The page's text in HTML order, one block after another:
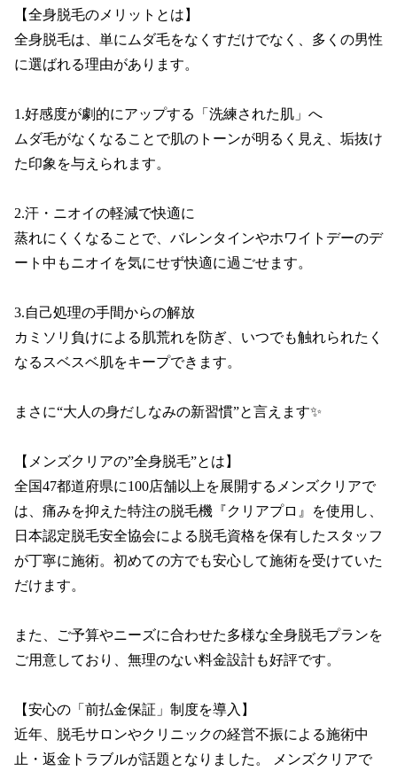
【全身脱毛のメリットとは】
全身脱毛は、単にムダ毛をなくすだけでなく、多くの男性
に選ばれる理由があります。
1.好感度が劇的にアップする「洗練された肌」へ
ムダ毛がなくなることで肌のトーンが明るく見え、垢抜け
た印象を与えられます。
2.汗・ニオイの軽減で快適に
蒸れにくくなることで、バレンタインやホワイトデーのデ
ート中もニオイを気にせず快適に過ごせます。
3.自己処理の手間からの解放
カミソリ負けによる肌荒れを防ぎ、いつでも触れられたく
なるスベスベ肌をキープできます。
まさに“大人の身だしなみの新習慣”と言えます✨
【メンズクリアの”全身脱毛”とは】
全国47都道府県に100店舗以上を展開するメンズクリアで
は、痛みを抑えた特注の脱毛機『クリアプロ』を使用し、
日本認定脱毛安全協会による脱毛資格を保有したスタッフ
が丁寧に施術。初めての方でも安心して施術を受けていた
だけます。
また、ご予算やニーズに合わせた多様な全身脱毛プランを
ご用意しており、無理のない料金設計も好評です。
【安心の「前払金保証」制度を導入】
近年、脱毛サロンやクリニックの経営不振による施術中
止・返金トラブルが話題となりました。 メンズクリアで